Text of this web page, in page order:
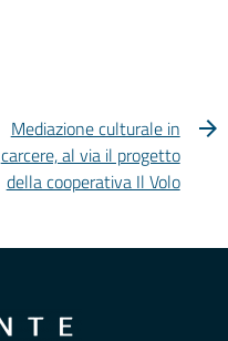
Mediazione culturale in
carcere, al via il progetto
della cooperativa Il Volo